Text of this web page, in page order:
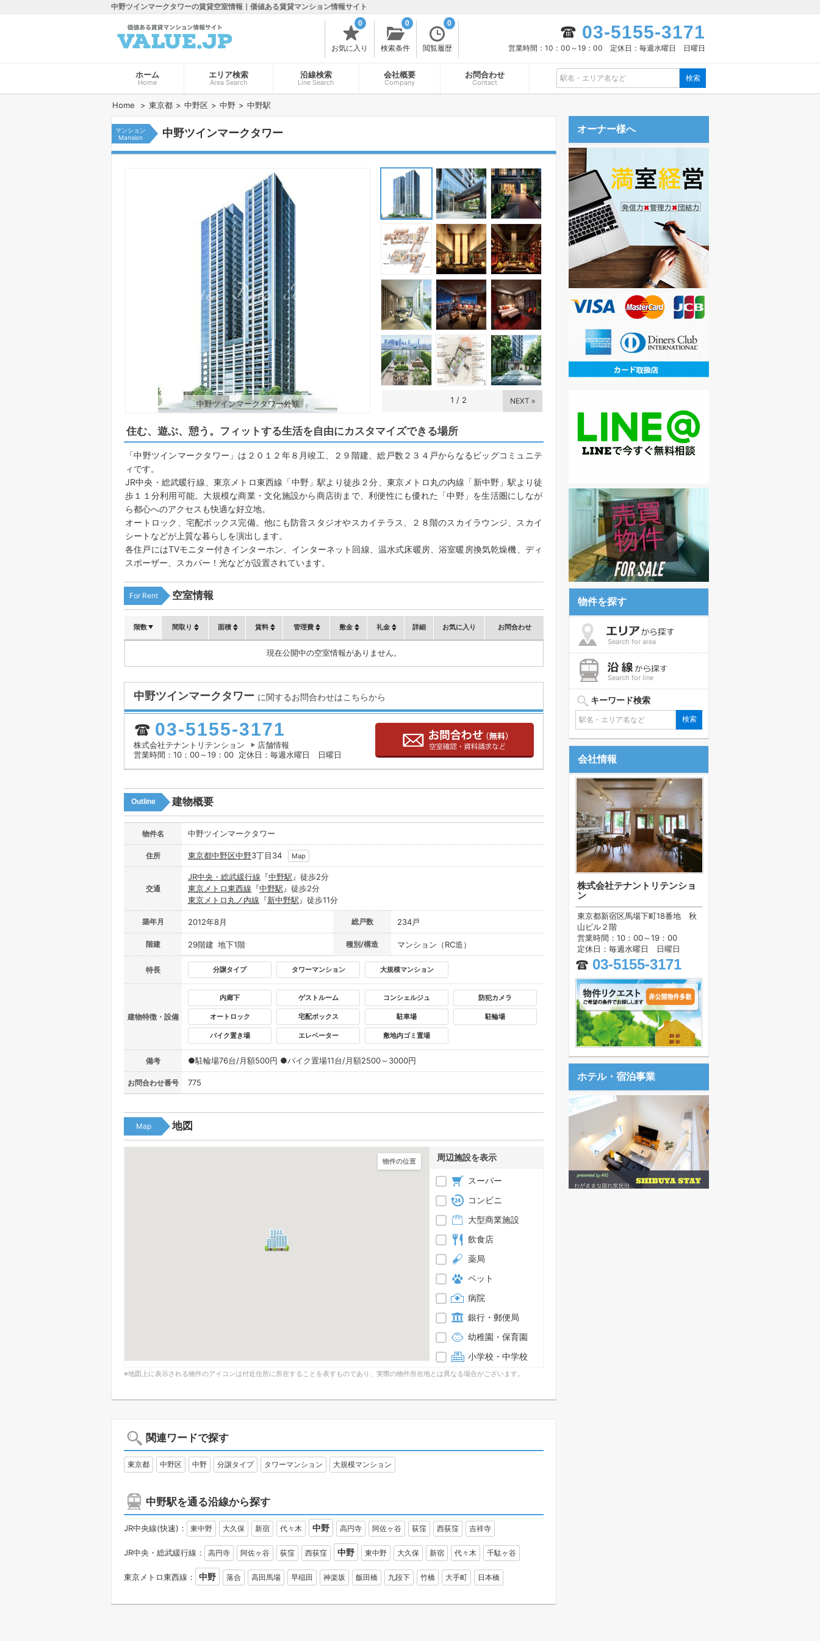
中野ツインマークタワーの賃貸空室情報｜価値ある賃貸マンション情報サイト
お気に入り
0
検索条件
0
閲覧履歴
0 03-5155-3171
営業時間：10：00～19：00 定休日：毎週水曜日 日曜日
ホーム
Home
エリア検索
Area Search
沿線検索
Line Search
会社概要
Company
お問合わせ
Contact
Home 東京都 中野区 中野 中野駅
マンション
Mansion
中野ツインマークタワー
中野ツインマークタワー外観 1 / 2 NEXT »
住む、遊ぶ、憩う。フィットする生活を自由にカスタマイズできる場所
「中野ツインマークタワー」は２０１２年８月竣工、２９階建、総戸数２３４戸からなるビッグコミュニテ
ィです。
JR中央・総武暖行線、東京メトロ東西線「中野」駅より徒歩２分、東京メトロ丸の内線「新中野」駅より徒
歩１１分利用可能。大規模な商業・文化施設から商店街まで、利便性にも優れた「中野」を生活圏にしなが
ら都心へのアクセスも快適な好立地。
オートロック、宅配ボックス完備。他にも防音スタジオやスカイテラス、２８階のスカイラウンジ、スカイ
シートなどが上質な暮らしを演出します。
各住戸にはTVモニター付きインターホン、インターネット回線、温水式床暖房、浴室暖房換気乾燥機、ディ
スポーザー、スカパー！光などが設置されています。
For Rent 空室情報
階数 間取り 面積 賃料 管理費 敷金 礼金 詳細 お気に入り お問合わせ
現在公開中の空室情報がありません。
中野ツインマークタワー に関するお問合わせはこちらから
03-5155-3171
株式会社テナントリテンション
店舗情報
営業時間：10：00～19：00 定休日：毎週水曜日 日曜日
Outline 建物概要
物件名 中野ツインマークタワー
住所 東京都中野区中野3丁目34 Map
交通
JR中央・総武緩行線 『中野駅 』徒歩2分
東京メトロ東西線 『中野駅 』徒歩2分
東京メトロ丸ノ内線 『新中野駅 』徒歩11分
築年月 2012年8月 総戸数 234戸
階建 29階建 地下1階 種別/構造 マンション（RC造）
特長 分譲タイプ タワーマンション 大規模マンション
建物特徴・設備
内廊下 ゲストルーム コンシェルジュ 防犯カメラ
オートロック 宅配ボックス 駐車場 駐輪場
バイク置き場 エレベーター 敷地内ゴミ置場
備考 ●駐輪場76台/月額500円 ●バイク置場11台/月額2500～3000円
お問合わせ番号 775
Map 地図
物件の位置 周辺施設を表示
スーパー
コンビニ
大型商業施設
飲食店
薬局
ペット
病院
銀行・郵便局
幼稚園・保育園
小学校・中学校
※地図上に表示される物件のアイコンは付近住所に所在することを表すものであり、実際の物件所在地とは異なる場合がございます。
関連ワードで探す
東京都 中野区 中野 分譲タイプ タワーマンション 大規模マンション
中野駅を通る沿線から探す
JR中央線(快速)： 東中野 大久保 新宿 代々木 中野 高円寺 阿佐ヶ谷 荻窪 西荻窪 吉祥寺
JR中央・総武緩行線： 高円寺 阿佐ヶ谷 荻窪 西荻窪 中野 東中野 大久保 新宿 代々木 千駄ヶ谷
東京メトロ東西線： 中野 落合 高田馬場 早稲田 神楽坂 飯田橋 九段下 竹橋 大手町 日本橋
オーナー様へ
物件を探す
Search for area
Search for line
キーワード検索
会社情報
株式会社テナントリテンショ
ン
東京都新宿区馬場下町18番地 秋
山ビル２階
営業時間：10：00～19：00
定休日：毎週水曜日 日曜日
03-5155-3171
ホテル・宿泊事業